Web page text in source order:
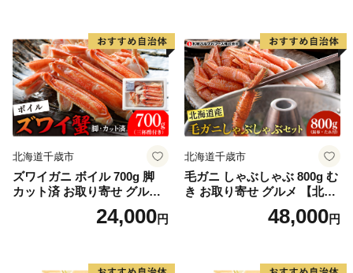
北海道千歳市
ズワイガニ ボイル 700g 脚
カット済 お取り寄せ グルメ
【北海道】【札幌バルナバフ
24,000円
北海道千歳市
毛ガニ しゃぶしゃぶ 800g む
き お取り寄せ グルメ 【北海
道】【札幌バルナバフーズ】
48,000円